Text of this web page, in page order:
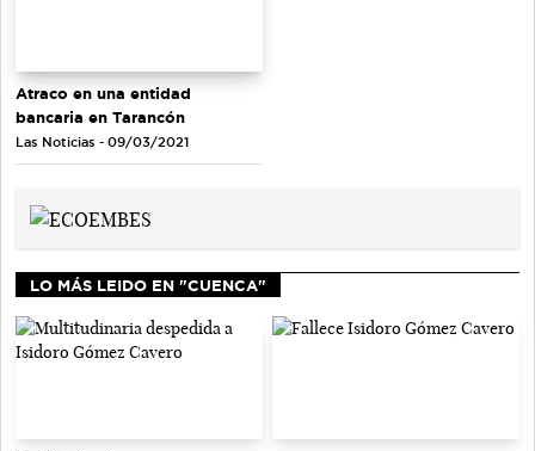
Atraco en una entidad
bancaria en Tarancón
Las Noticias - 09/03/2021
LO MÁS LEIDO EN "CUENCA"